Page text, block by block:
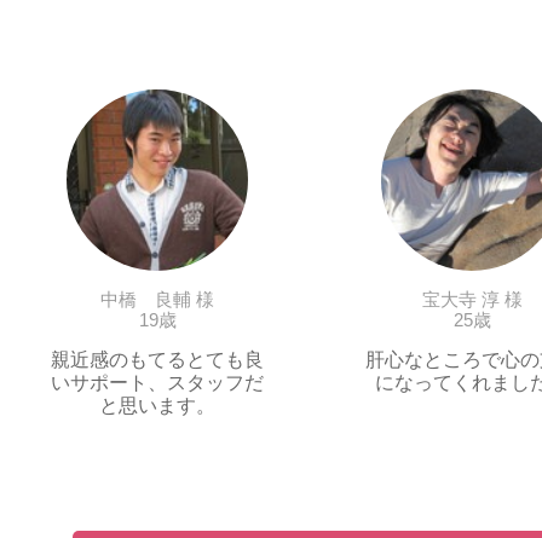
中橋 良輔 様
19歳
親近感のもてるとても良
いサポート、スタッフだ
と思います。
宝大寺 淳 様
25歳
肝心なところで心
になってくれまし